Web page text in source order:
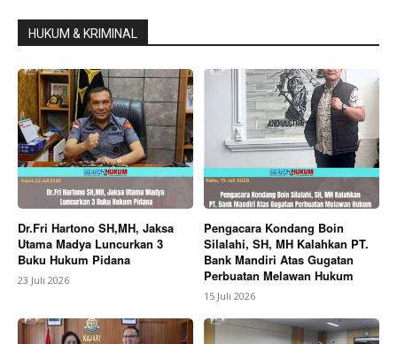
HUKUM & KRIMINAL
Dr.Fri Hartono SH,MH, Jaksa
Utama Madya Luncurkan 3
Buku Hukum Pidana
23 Juli 2026
Pengacara Kondang Boin
Silalahi, SH, MH Kalahkan PT.
Bank Mandiri Atas Gugatan
Perbuatan Melawan Hukum
15 Juli 2026